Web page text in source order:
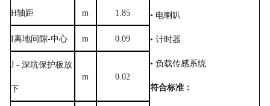
• 电喇叭
• 计时器
• 负载传感系统
符合标准：
H轴距 m 1.85
I离地间隙-中心 m 0.09
J - 深坑保护板放
下
m 0.02